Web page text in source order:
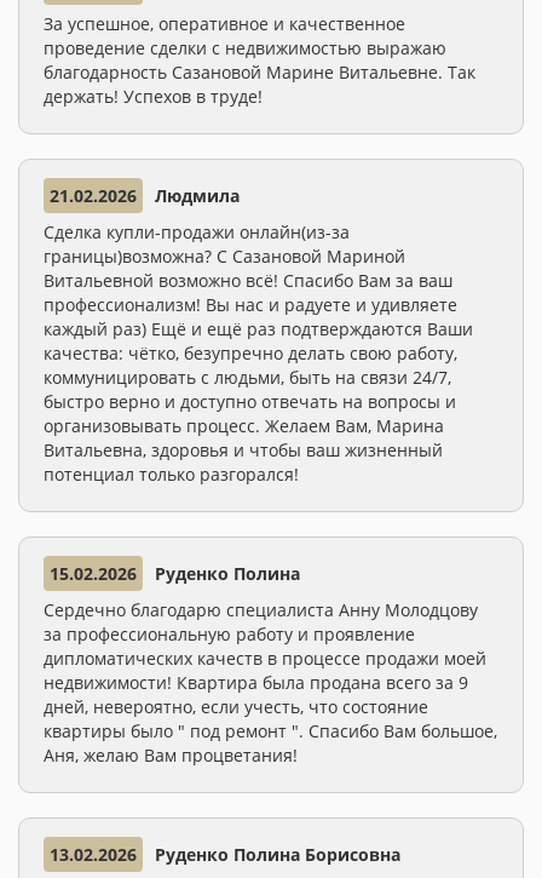
За успешное, оперативное и качественное
проведение сделки с недвижимостью выражаю
благодарность Сазановой Марине Витальевне. Так
держать! Успехов в труде!
21.02.2026
Людмила
Сделка купли-продажи онлайн(из-за
границы)возможна? С Сазановой Мариной
Витальевной возможно всё! Спасибо Вам за ваш
профессионализм! Вы нас и радуете и удивляете
каждый раз) Ещё и ещё раз подтверждаются Ваши
качества: чётко, безупречно делать свою работу,
коммуницировать с людьми, быть на связи 24/7,
быстро верно и доступно отвечать на вопросы и
организовывать процесс. Желаем Вам, Марина
Витальевна, здоровья и чтобы ваш жизненный
потенциал только разгорался!
15.02.2026
Руденко Полина
Сердечно благодарю специалиста Анну Молодцову
за профессиональную работу и проявление
дипломатических качеств в процессе продажи моей
недвижимости! Квартира была продана всего за 9
дней, невероятно, если учесть, что состояние
квартиры было " под ремонт ". Спасибо Вам большое,
Аня, желаю Вам процветания!
13.02.2026
Руденко Полина Борисовна